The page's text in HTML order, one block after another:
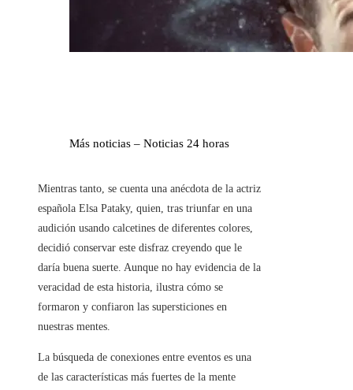
Más noticias – Noticias 24 horas
Mientras tanto, se cuenta una anécdota de la actriz
española Elsa Pataky, quien, tras triunfar en una
audición usando calcetines de diferentes colores,
decidió conservar este disfraz creyendo que le
daría buena suerte. Aunque no hay evidencia de la
veracidad de esta historia, ilustra cómo se
formaron y confiaron las supersticiones en
nuestras mentes.
La búsqueda de conexiones entre eventos es una
de las características más fuertes de la mente